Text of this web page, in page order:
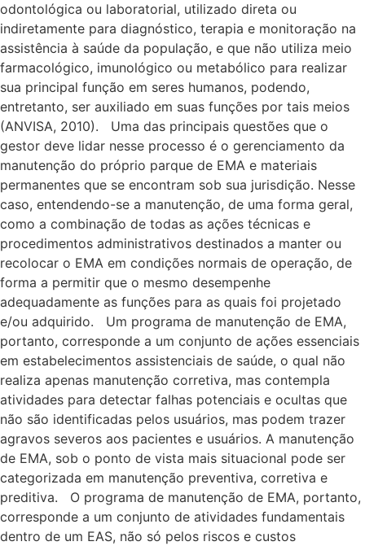
odontológica ou laboratorial, utilizado direta ou
indiretamente para diagnóstico, terapia e monitoração na
assistência à saúde da população, e que não utiliza meio
farmacológico, imunológico ou metabólico para realizar
sua principal função em seres humanos, podendo,
entretanto, ser auxiliado em suas funções por tais meios
(ANVISA, 2010). Uma das principais questões que o
gestor deve lidar nesse processo é o gerenciamento da
manutenção do próprio parque de EMA e materiais
permanentes que se encontram sob sua jurisdição. Nesse
caso, entendendo-se a manutenção, de uma forma geral,
como a combinação de todas as ações técnicas e
procedimentos administrativos destinados a manter ou
recolocar o EMA em condições normais de operação, de
forma a permitir que o mesmo desempenhe
adequadamente as funções para as quais foi projetado
e/ou adquirido. Um programa de manutenção de EMA,
portanto, corresponde a um conjunto de ações essenciais
em estabelecimentos assistenciais de saúde, o qual não
realiza apenas manutenção corretiva, mas contempla
atividades para detectar falhas potenciais e ocultas que
não são identificadas pelos usuários, mas podem trazer
agravos severos aos pacientes e usuários. A manutenção
de EMA, sob o ponto de vista mais situacional pode ser
categorizada em manutenção preventiva, corretiva e
preditiva. O programa de manutenção de EMA, portanto,
corresponde a um conjunto de atividades fundamentais
dentro de um EAS, não só pelos riscos e custos